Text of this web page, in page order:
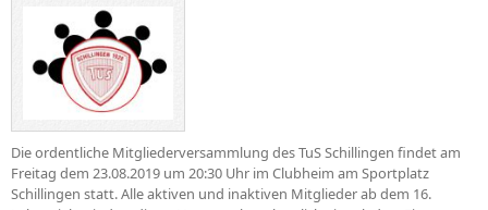
Die ordentliche Mitgliederversammlung des TuS Schillingen findet am
Freitag dem 23.08.2019 um 20:30 Uhr im Clubheim am Sportplatz
Schillingen statt. Alle aktiven und inaktiven Mitglieder ab dem 16.